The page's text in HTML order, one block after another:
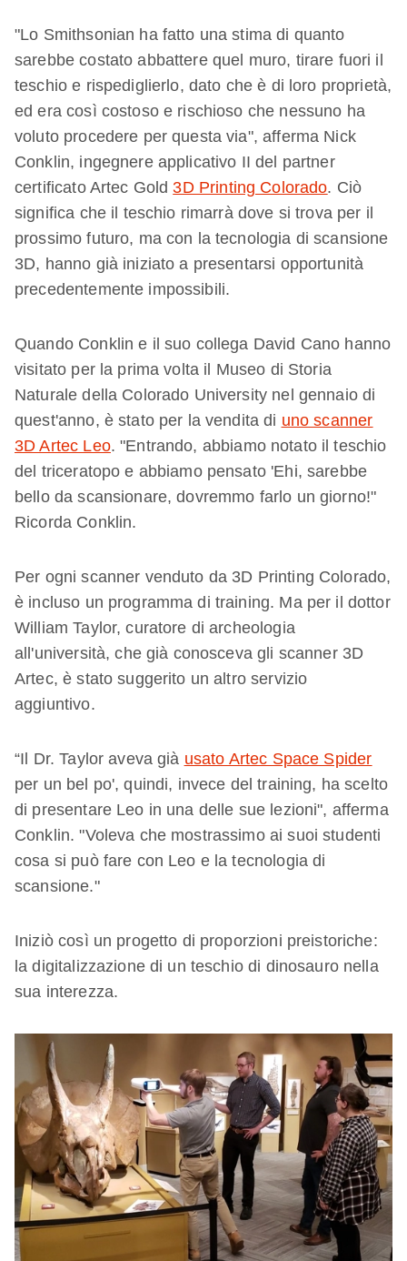
"Lo Smithsonian ha fatto una stima di quanto
sarebbe costato abbattere quel muro, tirare fuori il
teschio e rispediglierlo, dato che è di loro proprietà,
ed era così costoso e rischioso che nessuno ha
voluto procedere per questa via", afferma Nick
Conklin, ingegnere applicativo II del partner
certificato Artec Gold3D Printing Colorado. Ciò
significa che il teschio rimarrà dove si trova per il
prossimo futuro, ma con la tecnologia di scansione
3D, hanno già iniziato a presentarsi opportunità
precedentemente impossibili.
Quando Conklin e il suo collega David Cano hanno
visitato per la prima volta il Museo di Storia
Naturale della Colorado University nel gennaio di
quest'anno, è stato per la vendita di uno scanner
3D Artec Leo. "Entrando, abbiamo notato il teschio
del triceratopo e abbiamo pensato 'Ehi, sarebbe
bello da scansionare, dovremmo farlo un giorno!"
Ricorda Conklin.
Per ogni scanner venduto da 3D Printing Colorado,
è incluso un programma di training. Ma per il dottor
William Taylor, curatore di archeologia
all'università, che già conosceva gli scanner 3D
Artec, è stato suggerito un altro servizio
aggiuntivo.
“Il Dr. Taylor aveva già usato Artec Space Spider
per un bel po', quindi, invece del training, ha scelto
di presentare Leo in una delle sue lezioni", afferma
Conklin. "Voleva che mostrassimo ai suoi studenti
cosa si può fare con Leo e la tecnologia di
scansione."
Iniziò così un progetto di proporzioni preistoriche:
la digitalizzazione di un teschio di dinosauro nella
sua interezza.